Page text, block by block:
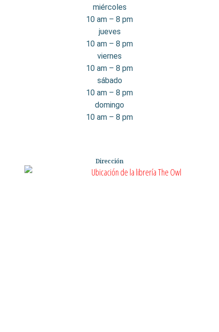
miércoles
10 am – 8 pm
jueves
10 am – 8 pm
viernes
10 am – 8 pm
sábado
10 am – 8 pm
domingo
10 am – 8 pm
Dirección